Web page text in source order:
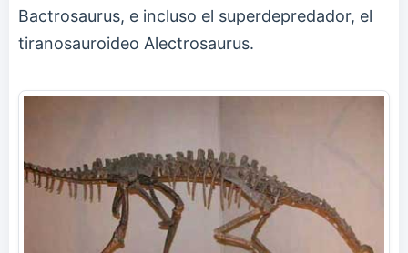
Bactrosaurus, e incluso el superdepredador, el
tiranosauroideo Alectrosaurus.